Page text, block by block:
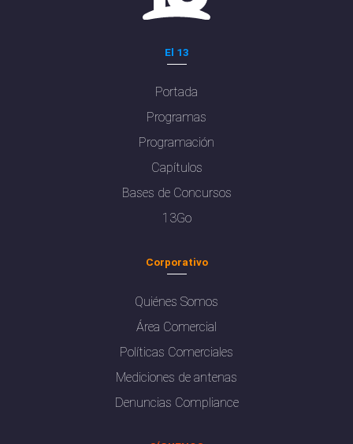
El 13
Portada
Programas
Programación
Capítulos
Bases de Concursos
13Go
Corporativo
Quiénes Somos
Área Comercial
Políticas Comerciales
Mediciones de antenas
Denuncias Compliance